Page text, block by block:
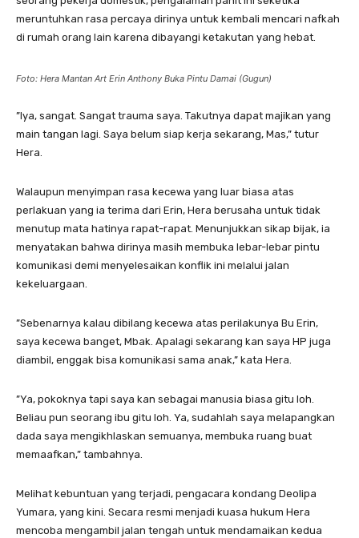
meruntuhkan rasa percaya dirinya untuk kembali mencari nafkah
di rumah orang lain karena dibayangi ketakutan yang hebat.
Foto: Hera Mantan Art Erin Anthony Buka Pintu Damai (Gugun)
​”Iya, sangat. Sangat trauma saya. Takutnya dapat majikan yang
main tangan lagi. Saya belum siap kerja sekarang, Mas,” tutur
Hera.
​Walaupun menyimpan rasa kecewa yang luar biasa atas
perlakuan yang ia terima dari Erin, Hera berusaha untuk tidak
menutup mata hatinya rapat-rapat. Menunjukkan sikap bijak, ia
menyatakan bahwa dirinya masih membuka lebar-lebar pintu
komunikasi demi menyelesaikan konflik ini melalui jalan
kekeluargaan.
​”Sebenarnya kalau dibilang kecewa atas perilakunya Bu Erin,
saya kecewa banget, Mbak. Apalagi sekarang kan saya HP juga
diambil, enggak bisa komunikasi sama anak,” kata Hera.
​”Ya, pokoknya tapi saya kan sebagai manusia biasa gitu loh.
Beliau pun seorang ibu gitu loh. Ya, sudahlah saya melapangkan
dada saya mengikhlaskan semuanya, membuka ruang buat
memaafkan,” tambahnya.
​Melihat kebuntuan yang terjadi, pengacara kondang Deolipa
Yumara, yang kini. Secara resmi menjadi kuasa hukum Hera
mencoba mengambil jalan tengah untuk mendamaikan kedua